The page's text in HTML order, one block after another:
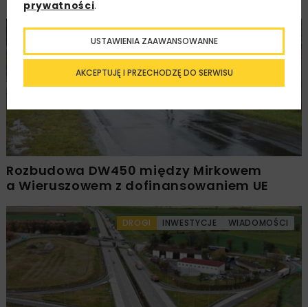
DROGI INWESTYCJE
Rozbudowa DW450 między Mirkowem
a Wieruszowem z dofinansowaniem UE
DROGI INWESTYCJE WIADOMOŚCI
prywatności.
AKCEPTUJĘ I PRZECHODZĘ DO SERWISU
USTAWIENIA ZAAWANSOWANNE